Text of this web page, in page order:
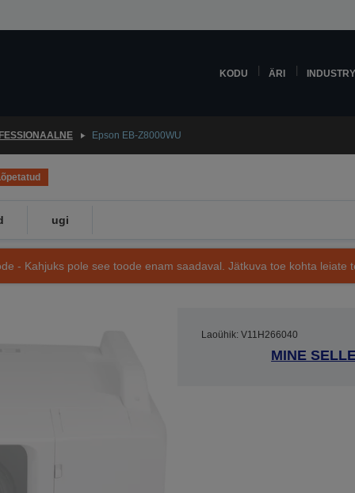
KODU ÄRI INDUSTRY
Epson EB-Z8000WU
ugi
- Kahjuks pole see toode enam saadaval. Jätkuva toe kohta leiate
Laoühik: V11H266040
MINE